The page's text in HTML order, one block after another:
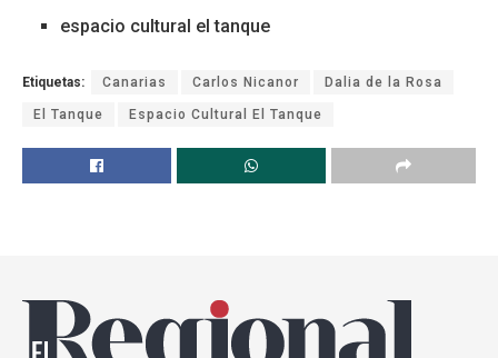
espacio cultural el tanque
Etiquetas: Canarias Carlos Nicanor Dalia de la Rosa
El Tanque Espacio Cultural El Tanque